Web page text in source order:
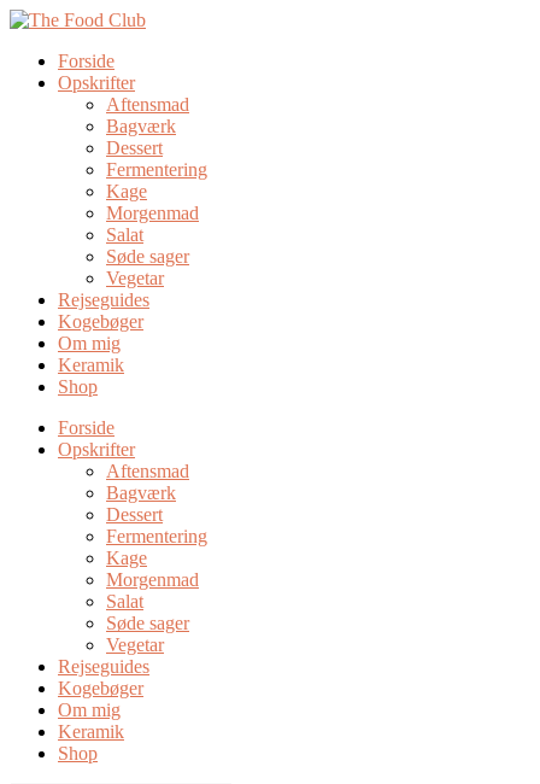
Forside
Opskrifter
Aftensmad
Bagværk
Dessert
Fermentering
Kage
Morgenmad
Salat
Søde sager
Vegetar
Rejseguides
Kogebøger
Om mig
Keramik
Shop
Forside
Opskrifter
Aftensmad
Bagværk
Dessert
Fermentering
Kage
Morgenmad
Salat
Søde sager
Vegetar
Rejseguides
Kogebøger
Om mig
Keramik
Shop